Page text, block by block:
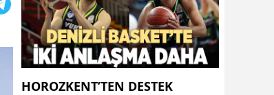
HOROZKENT’TEN DESTEK